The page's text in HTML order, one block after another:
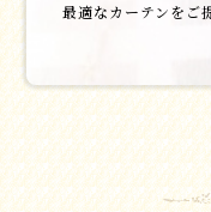
最適なカーテンをご